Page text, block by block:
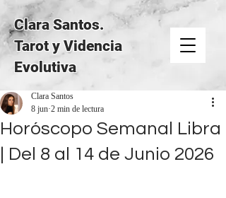
Clara Santos.
Tarot y Videncia
Evolutiva
Horóscopo Semanal Libra
| Del 8 al 14 de Junio 2026
Clara Santos
8 jun2 min de lectura